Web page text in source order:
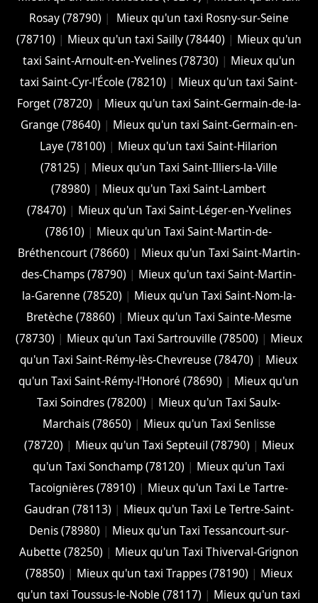
Rosay (78790) |
Mieux qu'un taxi Rosny-sur-Seine
(78710) | Mieux qu'un taxi Sailly (78440) | Mieux qu'un
taxi Saint-Arnoult-en-Yvelines (78730) | Mieux qu'un
taxi Saint-Cyr-l'École (78210) | Mieux qu'un taxi Saint-
Forget (78720) | Mieux qu'un taxi Saint-Germain-de-la-
Grange (78640) | Mieux qu'un taxi Saint-Germain-en-
Laye (78100) | Mieux qu'un taxi Saint-Hilarion
(78125) | Mieux qu'un Taxi Saint-Illiers-la-Ville
(78980) | Mieux qu'un Taxi Saint-Lambert
(78470) | Mieux qu'un Taxi Saint-Léger-en-Yvelines
(78610) | Mieux qu'un Taxi Saint-Martin-de-
Bréthencourt (78660) | Mieux qu'un Taxi Saint-Martin-
des-Champs (78790) | Mieux qu'un taxi Saint-Martin-
la-Garenne (78520) | Mieux qu'un Taxi Saint-Nom-la-
Bretèche (78860) | Mieux qu'un Taxi Sainte-Mesme
(78730) | Mieux qu'un Taxi Sartrouville (78500) | Mieux
qu'un Taxi Saint-Rémy-lès-Chevreuse (78470) | Mieux
qu'un Taxi Saint-Rémy-l'Honoré (78690) | Mieux qu'un
Taxi Soindres (78200) | Mieux qu'un Taxi Saulx-
Marchais (78650) | Mieux qu'un Taxi Senlisse
(78720) | Mieux qu'un Taxi Septeuil (78790) | Mieux
qu'un Taxi Sonchamp (78120) | Mieux qu'un Taxi
Tacoignières (78910) | Mieux qu'un Taxi Le Tartre-
Gaudran (78113) | Mieux qu'un Taxi Le Tertre-Saint-
Denis (78980) | Mieux qu'un Taxi Tessancourt-sur-
Aubette (78250) | Mieux qu'un Taxi Thiverval-Grignon
(78850) | Mieux qu'un taxi Trappes (78190) | Mieux
qu'un taxi Toussus-le-Noble (78117) | Mieux qu'un taxi